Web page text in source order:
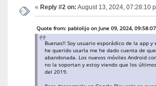
« Reply #2 on: August 13, 2024, 07:28:10
Quote from: pablolijo on June 09, 2024,
Buenas!! Soy usuario esporádico de la app y
he querido usarla me he dado cuenta de
abandonada. Los nuevos móviles Android
no la soportan y estoy viendo que los
del 2019.